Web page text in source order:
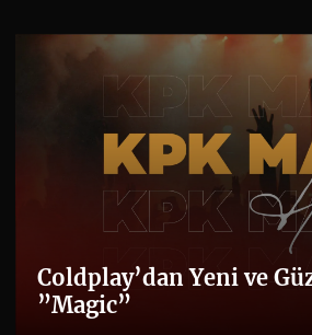
Coldplay’dan Yeni ve
”Magic”